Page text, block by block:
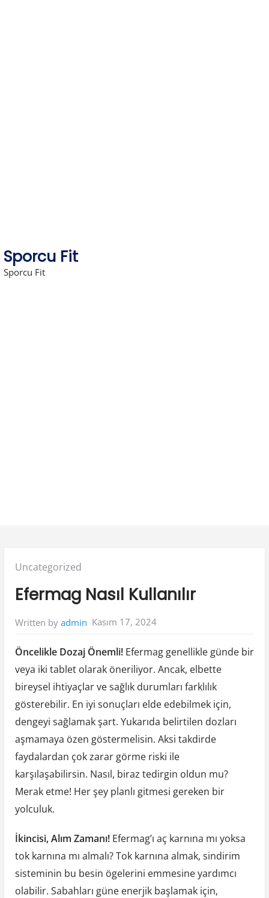
Sporcu Fit
Sporcu Fit
Posted
Uncategorized
Efermag Nasıl Kullanılır
Written by admin Kasım 17, 2024
Öncelikle Dozaj Önemli!Efermag genellikle günde bir
veya iki tablet olarak öneriliyor. Ancak, elbette
bireysel ihtiyaçlar ve sağlık durumları farklılık
gösterebilir. En iyi sonuçları elde edebilmek için,
dengeyi sağlamak şart. Yukarıda belirtilen dozları
aşmamaya özen göstermelisin. Aksi takdirde
faydalardan çok zarar görme riski ile
karşılaşabilirsin. Nasıl, biraz tedirgin oldun mu?
Merak etme! Her şey planlı gitmesi gereken bir
yolculuk.
İkincisi, Alım Zamanı!Efermag’ı aç karnına mı yoksa
tok karnına mı almalı? Tok karnına almak, sindirim
sisteminin bu besin ögelerini emmesine yardımcı
olabilir. Sabahları güne enerjik başlamak için,